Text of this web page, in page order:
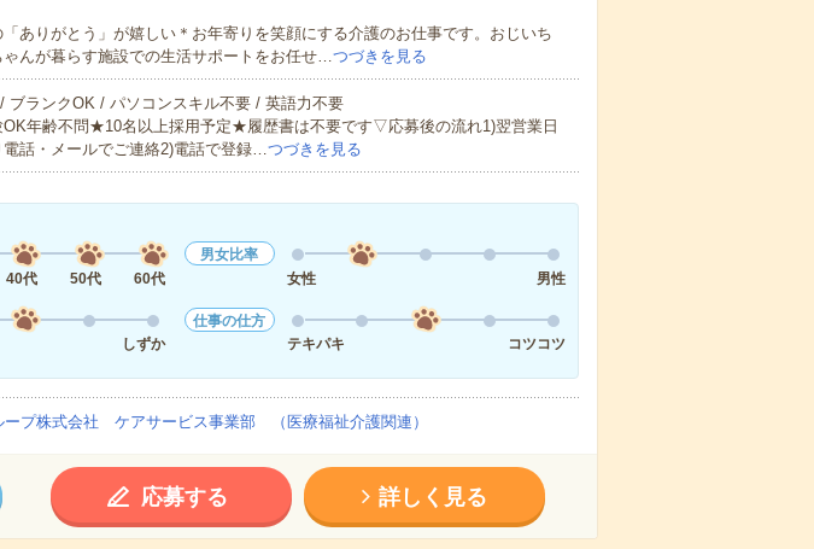
「ありがとう」が嬉しい＊お年寄りを笑顔にする介護のお仕事です。おじいち
ゃんが暮らす施設での生活サポートをお任せ…つづきを見る
ブランクOK / パソコンスキル不要 / 英語力不要
OK年齢不問★10名以上採用予定★履歴書は不要です▽応募後の流れ1)翌営業日
電話・メールでご連絡2)電話で登録…つづきを見る
40代 50代 60代
男女比率
女性
男性
しずか
仕事の仕方
テキパキ
コツコツ
ープ株式会社 ケアサービス事業部 （医療福祉介護関連）
応募する 詳しく見る